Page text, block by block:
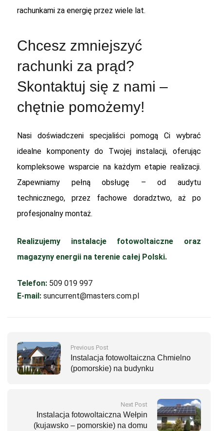
rachunkami za energię przez wiele lat.
Chcesz zmniejszyć
rachunki za prąd?
Skontaktuj się z nami –
chętnie pomożemy!
Nasi doświadczeni specjaliści pomogą Ci wybrać
idealne komponenty do Twojej instalacji, oferując
kompleksowe wsparcie na każdym etapie realizacji.
Zapewniamy pełną obsługę – od audytu
technicznego, przez fachowe doradztwo, aż po
profesjonalny montaż.
Realizujemy instalacje fotowoltaiczne oraz
magazyny energii na terenie całej Polski.
Telefon: 509 019 997
E-mail: suncurrent@masters.com.pl
Previous Post
Instalacja fotowoltaiczna Chmielno
(pomorskie) na budynku
Next Post
Instalacja fotowoltaiczna Wełpin
(kujawsko – pomorskie) na domu